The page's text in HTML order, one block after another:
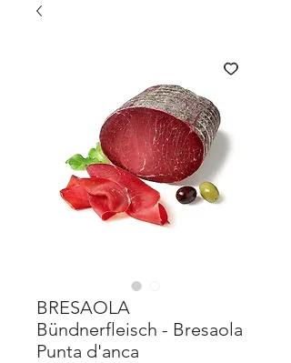
BRESAOLA
Bündnerfleisch - Bresaola
Punta d'anca